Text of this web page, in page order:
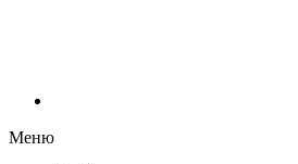
Меню